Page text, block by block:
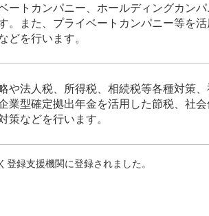
ートカンパニー、ホールディングカン
。また、プライベートカンパニー等を
どを行います。
や法人税、所得税、相続税等各種対策
業型確定拠出年金を活用した節税、社
策などを行います。
登録支援機関に登録されました。